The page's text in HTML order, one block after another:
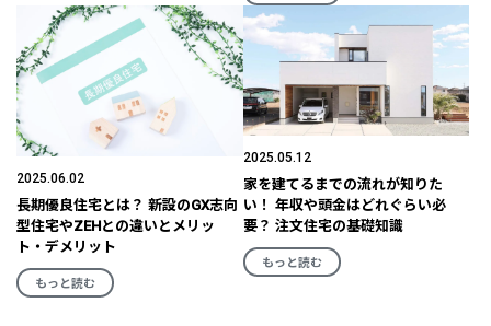
2025.06.02
長期優良住宅とは？ 新設のGX志向
型住宅やZEHとの違いとメリッ
ト・デメリット
もっと読む
2025.05.12
家を建てるまでの流れが知りた
い！ 年収や頭金はどれぐらい必
要？ 注文住宅の基礎知識
もっと読む